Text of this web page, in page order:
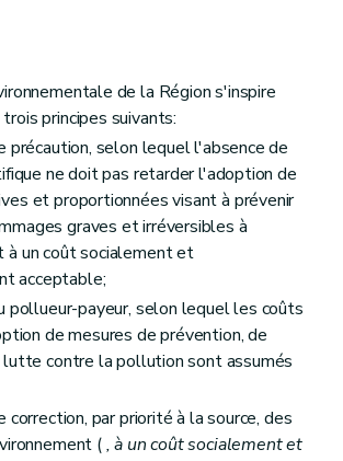
D 28-6
D 28-7
D 28-8
2
Procédure d'octroi ou de renouvellement de la reconnaissance
D 28-9
D 28-10
III
Subventionnement structurel des associations environnementales
D 28-11
D 28-12
D 28-13
III
Subventionnement structurel des associations environnementales
D 28-11
D 28-12
D 28-13
1
Évaluation et contrôle des associations reconnues et subventionnées
D 28-14
D 28-15
de la Région s'inspire
principes suivants:
précaution, selon lequel l'absence de
ne doit pas retarder l'adoption de
et proportionnées visant à prévenir
graves et irréversibles à
à un coût socialement et
acceptable;
pollueur-payeur, selon lequel les coûts
de mesures de prévention, de
contre la pollution sont assumés
correction, par priorité à la source, des
(, à un coût socialement et